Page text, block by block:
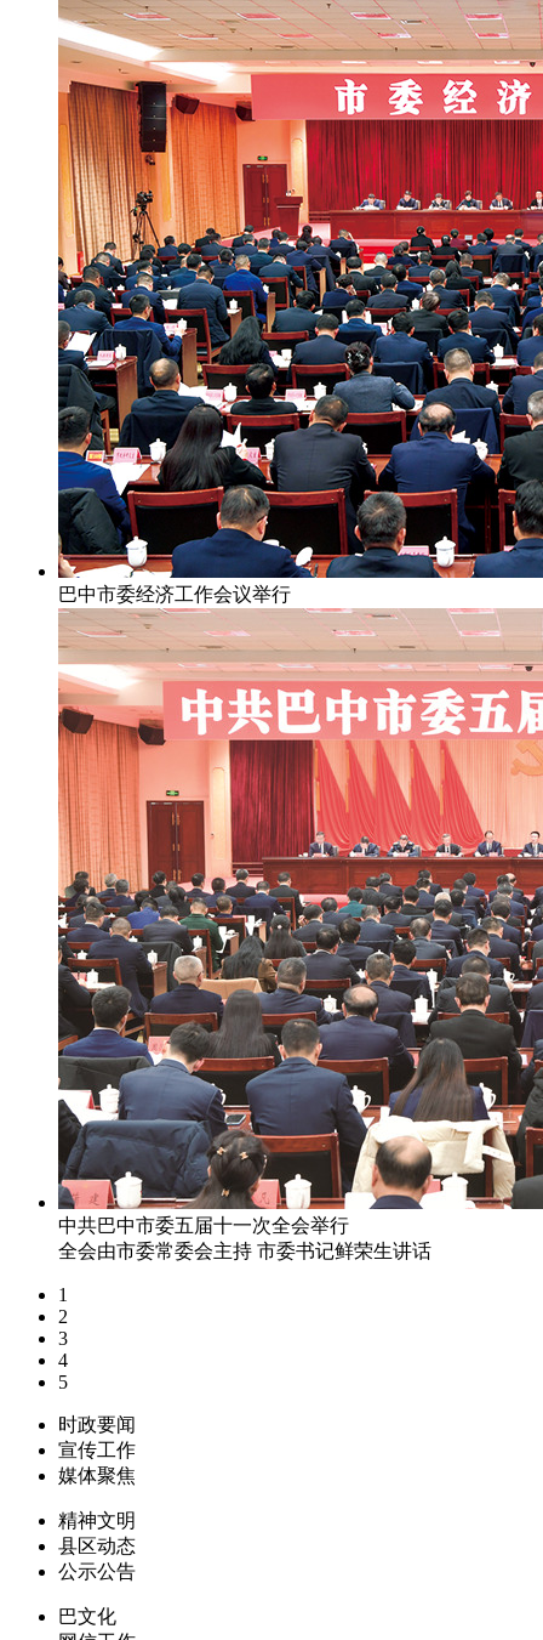
巴中市委经济工作会议举行
中共巴中市委五届十一次全会举行
全会由市委常委会主持 市委书记鲜荣生讲话
1
2
3
4
5
时政要闻
宣传工作
媒体聚焦
精神文明
县区动态
公示公告
巴文化